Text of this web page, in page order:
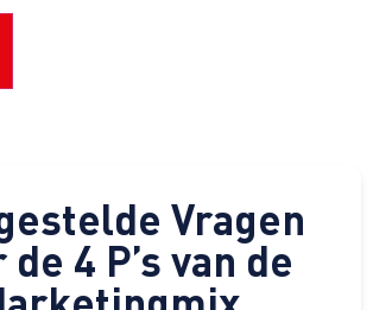
Vragen
4 P’s van de